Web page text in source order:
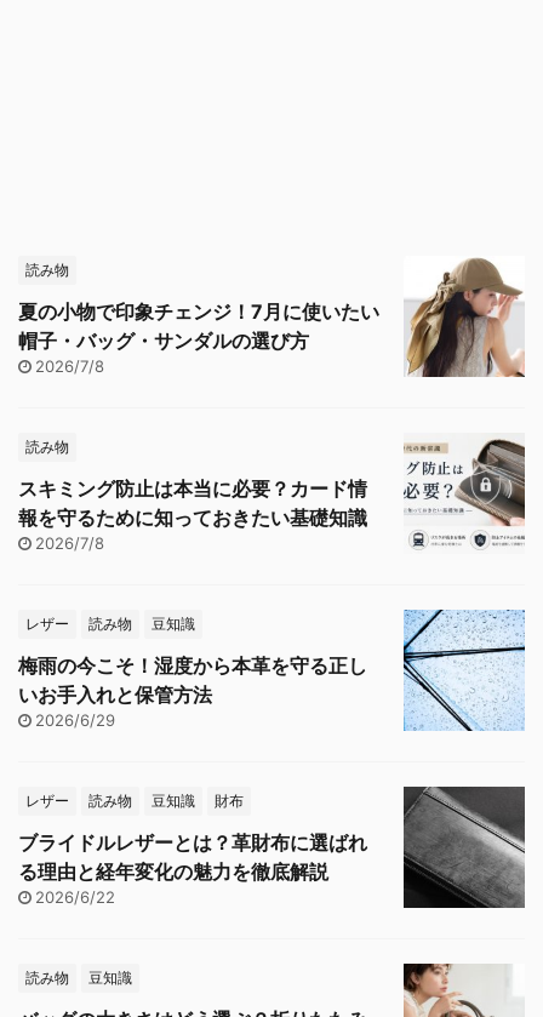
読み物
夏の小物で印象チェンジ！7月に使いたい
帽子・バッグ・サンダルの選び方
2026/7/8
読み物
スキミング防止は本当に必要？カード情
報を守るために知っておきたい基礎知識
2026/7/8
レザー 読み物 豆知識
梅雨の今こそ！湿度から本革を守る正し
いお手入れと保管方法
2026/6/29
レザー 読み物 豆知識 財布
ブライドルレザーとは？革財布に選ばれ
る理由と経年変化の魅力を徹底解説
2026/6/22
読み物 豆知識